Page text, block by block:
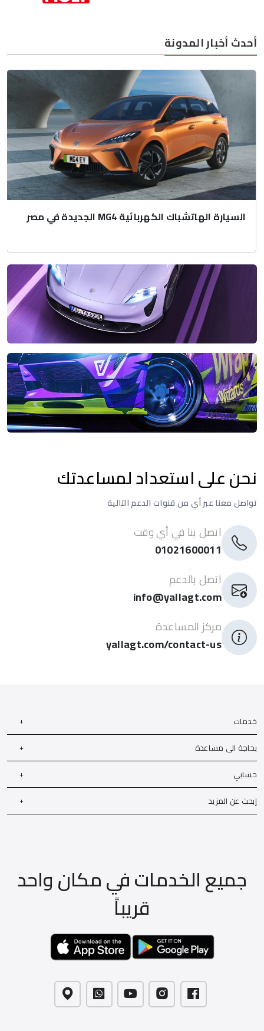
أحدث أخبار المدونة
السيارة الهاتشباك الكهربائية MG4 الجديدة في مصر
نحن على استعداد لمساعدتك
تواصل معنا عبر أي من قنوات الدعم التالية
اتصل بنا في أي وقت
01021600011
اتصل بالدعم
info@yallagt.com
مركز المساعدة
yallagt.com/contact-us
خدمات
بحاجة الى مساعدة
حسابي
إبحث عن المزيد
جميع الخدمات في مكان واحد
قريباً